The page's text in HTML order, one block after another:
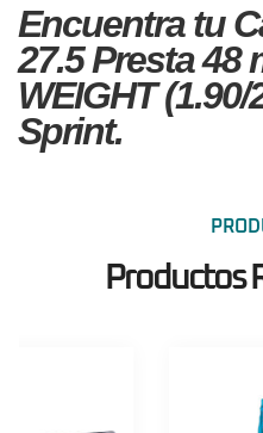
Encuentra tu
27.5 Presta 48
WEIGHT
Sprint.
Productos